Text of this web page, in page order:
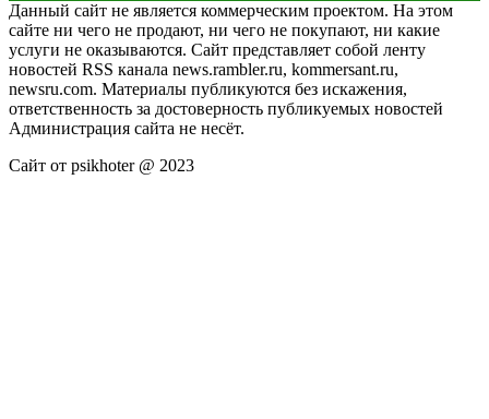
Данный сайт не является коммерческим проектом. На этом
сайте ни чего не продают, ни чего не покупают, ни какие
услуги не оказываются. Сайт представляет собой ленту
новостей RSS канала news.rambler.ru, kommersant.ru,
newsru.com. Материалы публикуются без искажения,
ответственность за достоверность публикуемых новостей
Администрация сайта не несёт.
Сайт от psikhoter @ 2023